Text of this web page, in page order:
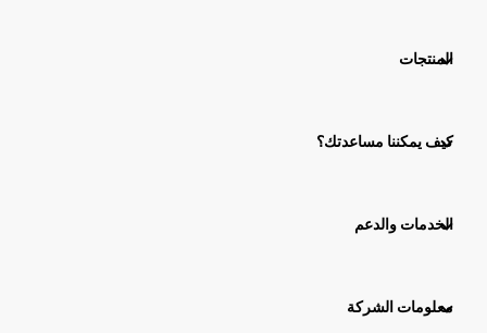
المنتجات
كيف يمكننا مساعدتك؟
الخدمات والدعم
معلومات الشركة